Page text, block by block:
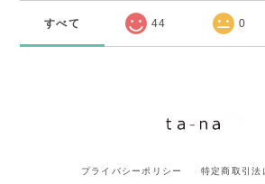
すべて 44 0
プライバシーポリシー 特定商取引法